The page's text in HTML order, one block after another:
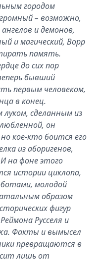
городом
– возможно,
и демонов,
и магический, Ворр
память.
до сих пор
бывший
первым человеком,
в конец.
сделанным из
он
кое-кто боится его
из аборигенов,
на фоне этого
истории циклопа,
молодой
образом
фигур
Русселя и
Факты и вымысел
превращаются в
лишь от